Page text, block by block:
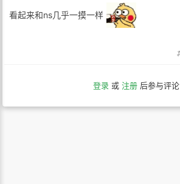
看起来和ns几乎一摸一样
登录 或 注册 后参与评论